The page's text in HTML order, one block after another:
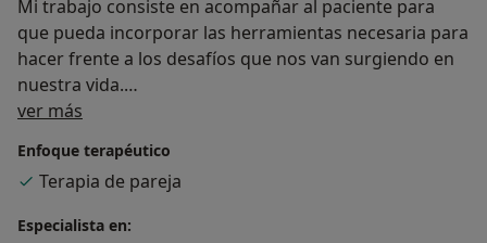
Mi trabajo consiste en acompañar al paciente para
que pueda incorporar las herramientas necesaria para
hacer frente a los desafíos que nos van surgiendo en
nuestra vida.
El proceso terapéutico puede ser por lo que un buen
acompañamiento es necesario para mejorar el
bienestar de la persona que lo necesita.
ver más
Enfoque terapéutico
Terapia de pareja
Especialista en: